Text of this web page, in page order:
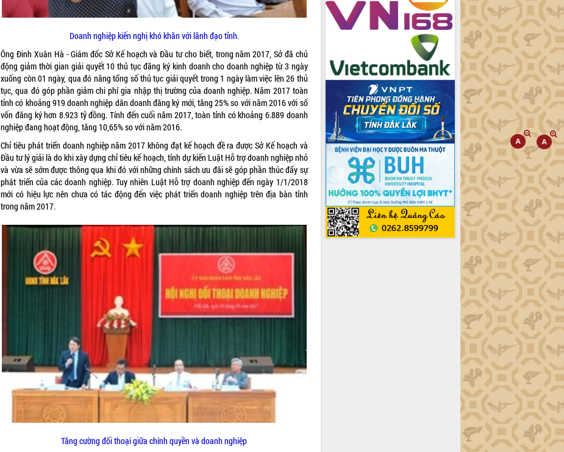
Doanh nghiệp kiến nghị khó khăn với lãnh đạo tỉnh.
Ông Đinh Xuân Hà - Giám đốc Sở Kế hoạch và Đầu tư cho biết, trong năm 2017, Sở đã chủ
động giảm thời gian giải quyết 10 thủ tục đăng ký kinh doanh cho doanh nghiệp từ 3 ngày
xuống còn 01 ngày, qua đó nâng tổng số thủ tục giải quyết trong 1 ngày làm việc lên 26 thủ
tục, qua đó góp phần giảm chi phí gia nhập thị trường của doanh nghiệp. Năm 2017 toàn
tỉnh có khoảng 919 doanh nghiệp dân doanh đăng ký mới, tăng 25% so với năm 2016 với số
vốn đăng ký hơn 8.923 tỷ đồng. Tính đến cuối năm 2017, toàn tỉnh có khoảng 6.889 doanh
nghiệp đang hoạt động, tăng 10,65% so với năm 2016.
Chỉ tiêu phát triển doanh nghiệp năm 2017 không đạt kế hoạch đề ra được Sở Kế hoạch và
Đầu tư lý giải là do khi xây dựng chỉ tiêu kế hoạch, tỉnh dự kiến Luật Hỗ trợ doanh nghiệp nhỏ
và vừa sẽ sớm được thông qua khi đó với những chính sách ưu đãi sẽ góp phần thúc đẩy sự
phát triển của các doanh nghiệp. Tuy nhiên Luật Hỗ trợ doanh nghiệp đến ngày 1/1/2018
mới có hiệu lực nên chưa có tác động đến việc phát triển doanh nghiệp trên địa bàn tỉnh
trong năm 2017.
Tăng cường đối thoại giữa chính quyền và doanh nghiệp